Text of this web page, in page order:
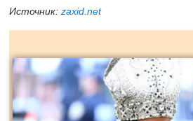
Источник: zaxid.net